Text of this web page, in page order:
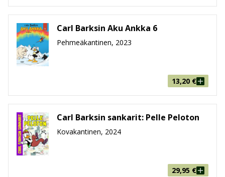
Carl Barksin Aku Ankka 6
Pehmeäkantinen, 2023
13,20 €
Carl Barksin sankarit: Pelle Peloton
Kovakantinen, 2024
29,95 €